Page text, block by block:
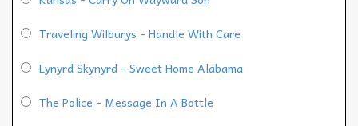
Traveling Wilburys - Handle With Care
Lynyrd Skynyrd - Sweet Home Alabama
The Police - Message In A Bottle